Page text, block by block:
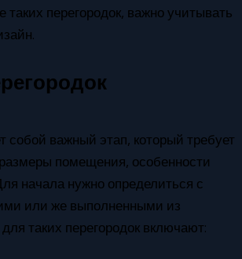
перегородок, важно учитывать
собой важный этап, который требует
помещения, особенности
начала нужно определиться с
или же выполненными из
таких перегородок включают: